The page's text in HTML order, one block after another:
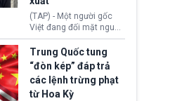
(TAP) - Một người gốc
Việt đang đối mặt nguy
cơ bị trục xuất khỏi Hoa
Kỳ sau khi đã chấp hành
xong bản án liên quan
đến tội ác từ hơn 30
năm trước tại California.
Trung Quốc tung
“đòn kép” đáp trả
các lệnh trừng phạt
từ Hoa Kỳ